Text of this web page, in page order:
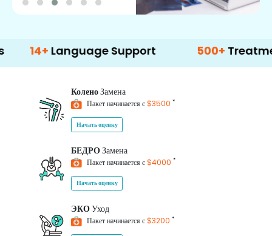
Language Support 500+ Treatment
КоленоЗамена
Пакет начинается с$3500 *
Начать оценку
БЕДРОЗамена
Пакет начинается с$4000 *
Начать оценку
ЭКОУход
Пакет начинается с$3200 *